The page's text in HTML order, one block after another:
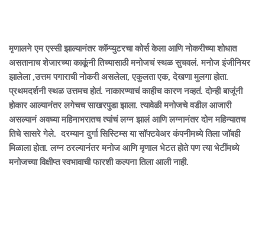
मृणालने एम एस्सी झाल्यानंतर कॉम्प्युटरचा कोर्स केला आणि नोकरीच्या शोधात
असतानाच शेजारच्या काकूंनी तिच्यासाठी मनोजचं स्थळ सुचवलं. मनोज इंजीनियर
झालेला ,उत्तम पगाराची नोकरी असलेला, एकुलता एक, देखणा मुलगा होता.
प्रथमदर्शनी स्थळ उत्तमच होतं. नाकारण्याचं काहीच कारण नव्हतं. दोन्ही बाजूंनी
होकार आल्यानंतर लगेचच साखरपुडा झाला. त्यावेळी मनोजचे वडील आजारी
असल्यानं अवघ्या महिनाभरातच त्यांचं लग्न झालं आणि लग्नानंतर दोन महिन्यातच
तिचे सासरे गेले. दरम्यान दुर्गा सिस्टिम्स या सॉफ्टवेअर कंपनीमध्ये तिला जॉबही
मिळाला होता. लग्न ठरल्यानंतर मनोज आणि मृणाल भेटत होते पण त्या भेटींमध्ये
मनोजच्या विक्षीप्त स्वभावाची फारशी कल्पना तिला आली नाही.